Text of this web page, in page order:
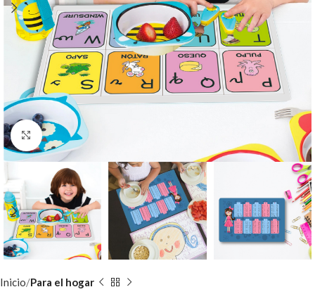
Clic para ampliar
Inicio Para el hogar